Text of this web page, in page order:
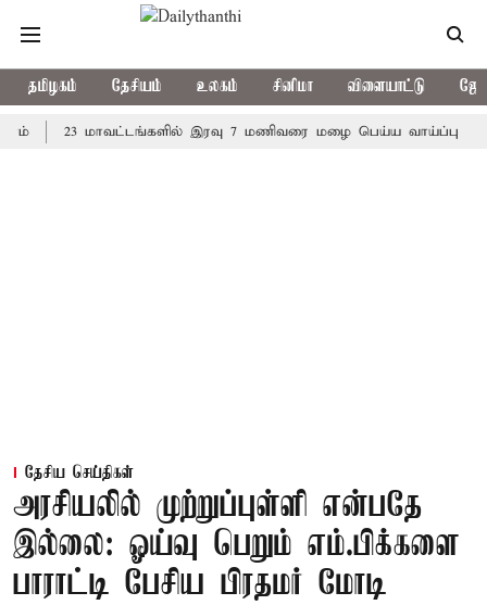
தமிழகம் தேசியம் உலகம் சினிமா விளையாட்டு
23 மாவட்டங்களில் இரவு 7 மணிவரை மழை பெய்ய வாய்ப்பு
தேசிய செய்திகள்
அரசியலில் முற்றுப்புள்ளி என்பதே
இல்லை: ஓய்வு பெறும் எம்.பிக்களை
பாராட்டி பேசிய பிரதமர் மோடி